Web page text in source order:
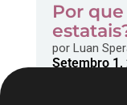
Por
porLuan
Setembro 1,